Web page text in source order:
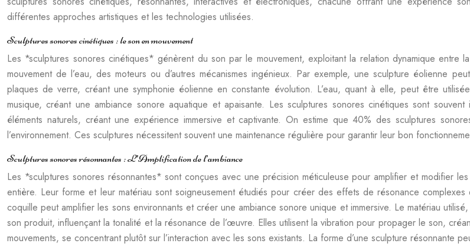
différentes approches artistiques et les technologies utilisées.
Sculptures sonores cinétiques : le son en mouvement
Les *sculptures sonores cinétiques* génèrent du son par le mouvement, exploitant la relation dynamique
mouvement de l’eau, des moteurs ou d’autres mécanismes ingénieux. Par exemple, une sculpture éolienne
plaques de verre, créant une symphonie éolienne en constante évolution. L’eau, quant à elle, peut être
musique, créant une ambiance sonore aquatique et apaisante. Les sculptures sonores cinétiques sont
éléments naturels, créant une expérience immersive et captivante. On estime que 40% des sculptures
l’environnement. Ces sculptures nécessitent souvent une maintenance régulière pour garantir leur bon
Sculptures sonores résonnantes : L’Amplification de l’ambiance
Les *sculptures sonores résonnantes* sont conçues avec une précision méticuleuse pour amplifier et modifier
entière. Leur forme et leur matériau sont soigneusement étudiés pour créer des effets de résonance
coquille peut amplifier les sons environnants et créer une ambiance sonore unique et immersive. Le matériau
son produit, influençant la tonalité et la résonance de l’œuvre. Elles utilisent la vibration pour propager le son,
mouvements, se concentrant plutôt sur l’interaction avec les sons existants. La forme d’une sculpture résonnante